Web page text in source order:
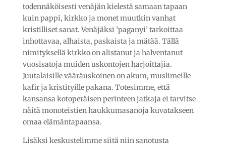
todennäköisesti venäjän kielestä samaan tapaan
kuin pappi, kirkko ja monet muutkin vanhat
kristilliset sanat. Venäjäksi ’paganyi’ tarkoittaa
inhottavaa, alhaista, paskaista ja mätää. Tällä
nimityksellä kirkko on alistanut ja halventanut
vuosisatoja muiden uskontojen harjoittajia.
Juutalaisille vääräuskoinen on akum, muslimeille
kafir ja kristityille pakana. Totesimme, että
kansansa kotoperäisen perinteen jatkaja ei tarvitse
näitä monoteistien haukkumasanoja kuvatakseen
omaa elämäntapaansa.
Lisäksi keskustelimme siitä niin sanotusta